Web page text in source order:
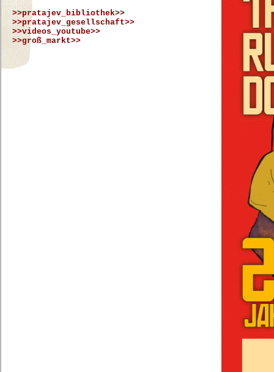
>>pratajev_bibliothek>>
>>pratajev_gesellschaft>>
>>videos_youtube>>
>>groß_markt>>